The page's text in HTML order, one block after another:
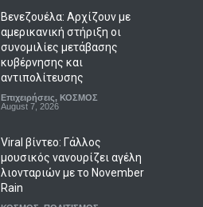
Βενεζουέλα: Αρχίζουν με
αμερικανική στήριξη οι
συνομιλίες μετάβασης
κυβέρνησης και
αντιπολίτευσης
Επιχειρήσεις, ΚΟΣΜΟΣ
August 7, 2026
Viral βίντεο: Γάλλος
μουσικός νανουρίζει αγέλη
λιονταριών με το November
Rain